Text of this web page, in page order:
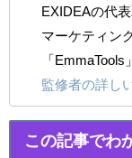
EXIDEAの代
マーケティン
「EmmaTools
監修者の詳し
この記事でわ